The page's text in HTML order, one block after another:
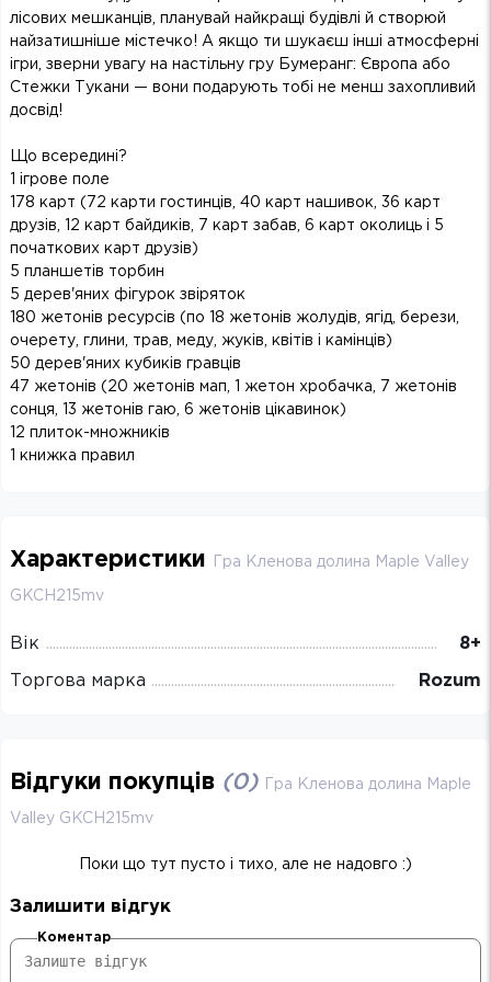
лісових мешканців, планувай найкращі будівлі й створюй
найзатишніше містечко! А якщо ти шукаєш інші атмосферні
ігри, зверни увагу на настільну гру Бумеранг: Європа або
Стежки Тукани — вони подарують тобі не менш захопливий
досвід!
Що всередині?
1 ігрове поле
178 карт (72 карти гостинців, 40 карт нашивок, 36 карт
друзів, 12 карт байдиків, 7 карт забав, 6 карт околиць і 5
початкових карт друзів)
5 планшетів торбин
5 дерев'яних фігурок звіряток
180 жетонів ресурсів (по 18 жетонів жолудів, ягід, берези,
очерету, глини, трав, меду, жуків, квітів і камінців)
50 дерев'яних кубиків гравців
47 жетонів (20 жетонів мап, 1 жетон хробачка, 7 жетонів
сонця, 13 жетонів гаю, 6 жетонів цікавинок)
12 плиток-множників
1 книжка правил
Характеристики Гра Кленова долина Maple Valley
GKCH215mv
Вік 8+
Торгова марка Rozum
Відгуки покупців (0) Гра Кленова долина Maple
Valley GKCH215mv
Поки що тут пусто і тихо, але не надовго :)
Залишити відгук
Коментар